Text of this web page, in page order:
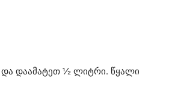
და დაამატეთ ½ ლიტრი. წყალი